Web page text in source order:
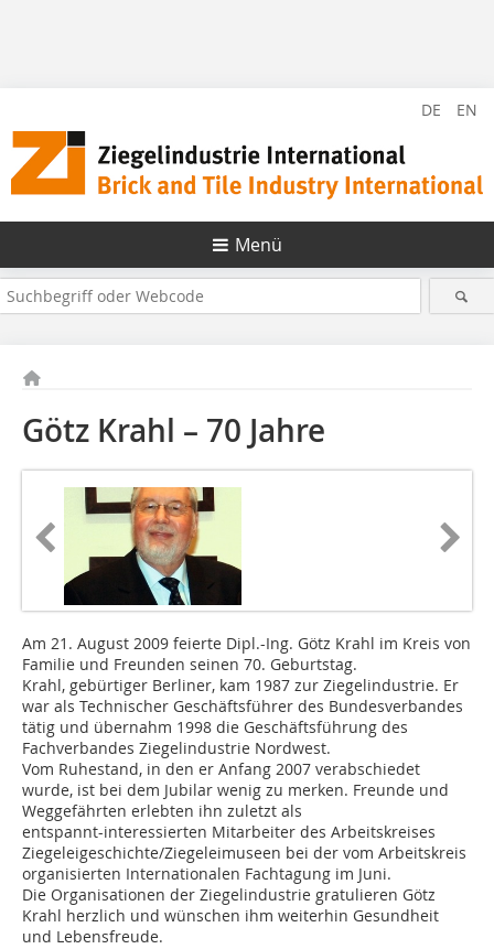
DE EN
Menü
Götz Krahl – 70 Jahre
Am 21. August 2009 feierte Dipl.-Ing. Götz Krahl im Kreis von
Familie und Freunden seinen 70. Geburtstag.
Krahl, gebürtiger Berliner, kam 1987 zur Ziegelindustrie. Er
war als Technischer Geschäftsführer des Bundesverbandes
tätig und übernahm 1998 die Geschäftsführung des
Fachverbandes Ziegelindustrie Nordwest.
Vom Ruhestand, in den er Anfang 2007 verabschiedet
wurde, ist bei dem Jubilar wenig zu merken. Freunde und
Weggefährten erlebten ihn zuletzt als
entspannt-interessierten Mitarbeiter des Arbeitskreises
Ziegeleigeschichte/Ziegeleimuseen bei der vom Arbeitskreis
organisierten Internationalen Fachtagung im Juni.
Die Organisationen der Ziegelindustrie gratulieren Götz
Krahl herzlich und wünschen ihm weiterhin Gesundheit
und Lebensfreude.